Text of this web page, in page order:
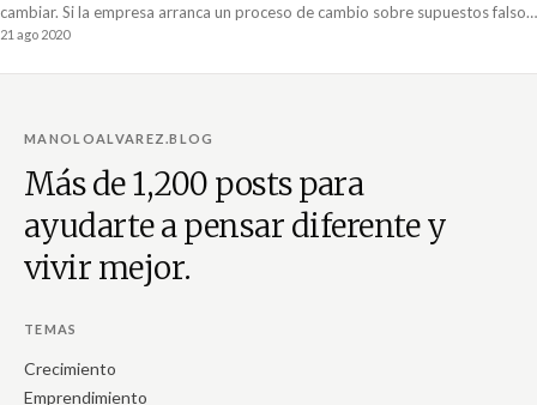
cambiar. Si la empresa arranca un proceso de cambio sobre supuestos falsos
acerca de su situación actual, estará trabajando en cambios que no darán los
21 ago 2020
MANOLOALVAREZ.BLOG
Más de 1,200 posts para
ayudarte a pensar diferente y
vivir mejor.
TEMAS
Crecimiento
Emprendimiento